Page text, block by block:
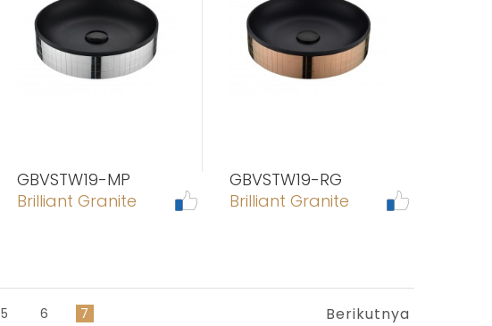
GBVSTW19-MP
Brilliant Granite
GBVSTW19-RG
Brilliant Granite
5 6 7 Berikutnya